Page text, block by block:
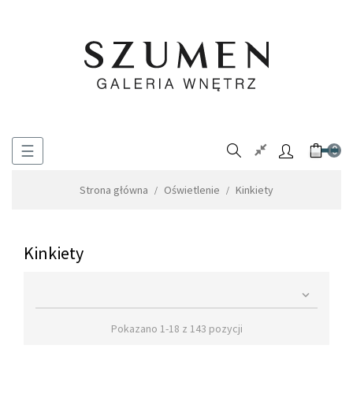
Toggle
☰ 0
Strona główna Oświetlenie Kinkiety
Kinkiety

Pokazano 1-18 z 143 pozycji